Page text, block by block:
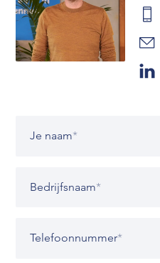
Je naam*
Bedrijfsnaam*
Telefoonnummer*